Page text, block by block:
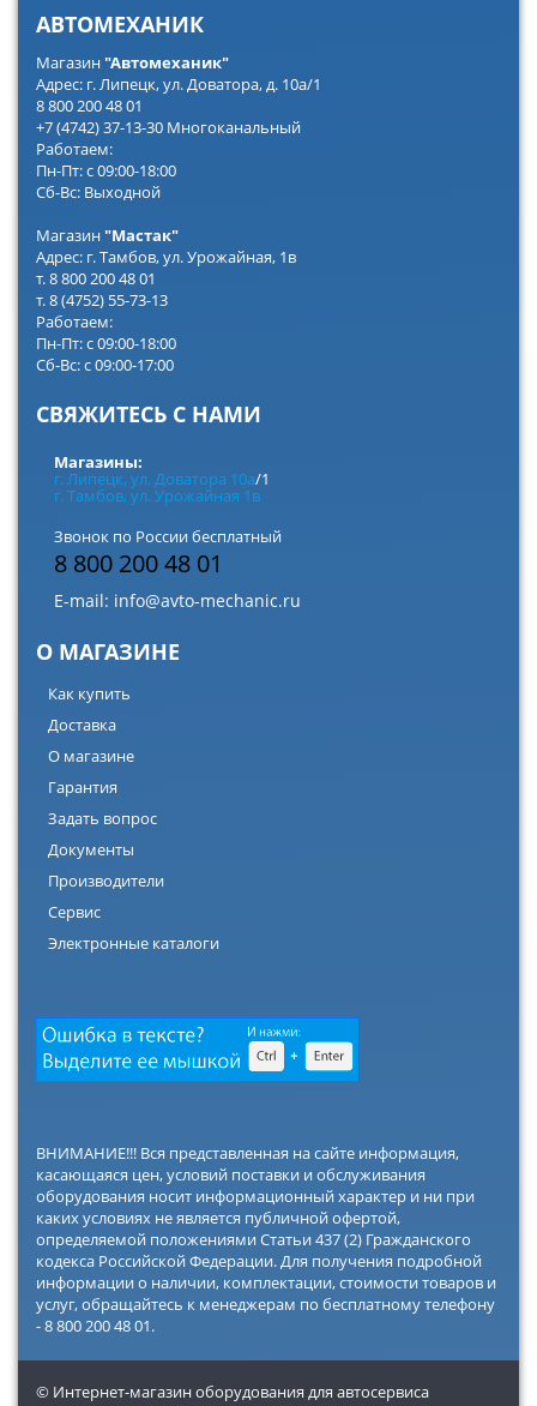
АВТОМЕХАНИК
Магазин"Автомеханик"
Адрес: г. Липецк, ул. Доватора, д. 10а/1
8 800 200 48 01
+7 (4742) 37-13-30 Многоканальный
Работаем:
Пн-Пт: с 09:00-18:00
Сб-Вс: Выходной
Магазин"Мастак"
Адрес: г. Тамбов, ул. Урожайная, 1в
т. 8 800 200 48 01
т. 8 (4752) 55-73-13
Работаем:
Пн-Пт: с 09:00-18:00
Сб-Вс: с 09:00-17:00
СВЯЖИТЕСЬ С НАМИ
Магазины:
г. Липецк, ул. Доватора 10а/1
г. Тамбов, ул. Урожайная 1в
Звонок по России бесплатный
8 800 200 48 01
E-mail: info@avto-mechanic.ru
О МАГАЗИНЕ
Как купить
Доставка
О магазине
Гарантия
Задать вопрос
Документы
Производители
Сервис
Электронные каталоги
ВНИМАНИЕ!!! Вся представленная на сайте информация,
касающаяся цен, условий поставки и обслуживания
оборудования носит информационный характер и ни при
каких условиях не является публичной офертой,
определяемой положениями Статьи 437 (2) Гражданского
кодекса Российской Федерации. Для получения подробной
информации о наличии, комплектации, стоимости товаров и
услуг, обращайтесь к менеджерам по бесплатному телефону
- 8 800 200 48 01.
© Интернет-магазин оборудования для автосервиса